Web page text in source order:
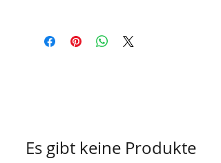
Es gibt keine Produkte